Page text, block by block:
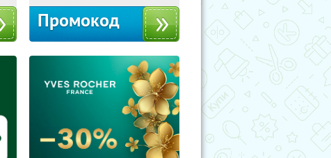
Промокод